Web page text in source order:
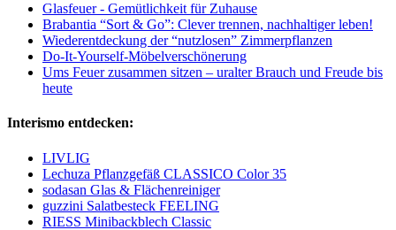
Glasfeuer - Gemütlichkeit für Zuhause
Brabantia “Sort & Go”: Clever trennen, nachhaltiger leben!
Wiederentdeckung der “nutzlosen” Zimmerpflanzen
Do-It-Yourself-Möbelverschönerung
Ums Feuer zusammen sitzen – uralter Brauch und Freude bis
heute
Interismo entdecken:
LIVLIG
Lechuza Pflanzgefäß CLASSICO Color 35
sodasan Glas & Flächenreiniger
guzzini Salatbesteck FEELING
RIESS Minibackblech Classic